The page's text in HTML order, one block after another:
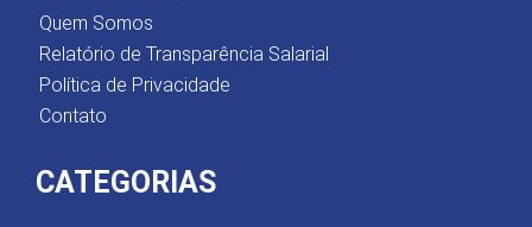
Quem Somos
Relatório de Transparência Salarial
Política de Privacidade
Contato
CATEGORIAS